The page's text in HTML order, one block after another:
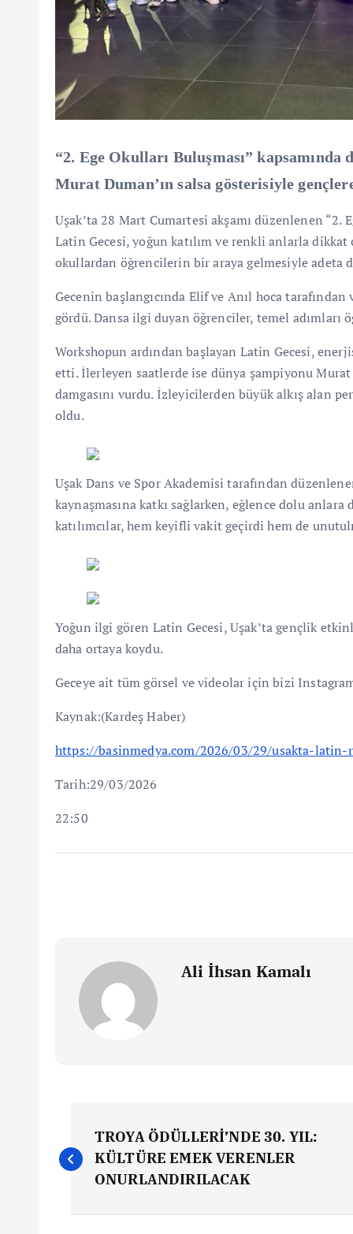
“2. Ege Okulları Buluşması”
Murat Duman’ın salsa gösterisiyle
Uşak’ta 28 Mart Cumartesi akşamı düzenlenen “2.
Latin Gecesi, yoğun katılım ve renkli anlarla
okullardan öğrencilerin bir araya gelmesiyle adeta
Gecenin başlangıcında Elif ve Anıl hoca
gördü. Dansa ilgi duyan öğrenciler, temel
Workshopun ardından başlayan Latin Gecesi,
etti. İlerleyen saatlerde ise dünya şampiyonu
damgasını vurdu. İzleyicilerden büyük alkış alan
oldu.
Uşak Dans ve Spor Akademisi tarafından
kaynaşmasına katkı sağlarken, eğlence dolu anlara
katılımcılar, hem keyifli vakit geçirdi hem de
Yoğun ilgi gören Latin Gecesi, Uşak’ta gençlik
daha ortaya koydu.
Geceye ait tüm görsel ve videolar için bizi
Kaynak:(Kardeş Haber)
https://basinmedya.com/2026/03/29/usakta-latin-
Tarih:29/03/2026
22:50
Ali İhsan Kamalı
a
TROYA ÖDÜLLERİ’NDE 30. YIL:
KÜLTÜRE EMEK VERENLER
ONURLANDIRILACAK